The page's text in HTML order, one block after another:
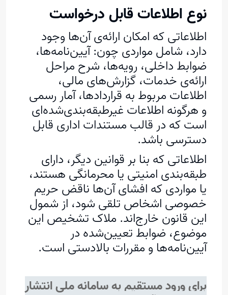
نوع اطلاعات قابل درخواست
اطلاعاتی که امکان ارائه‌ی آن‌ها وجود
دارد، شامل مواردی چون: آیین‌نامه‌ها،
ضوابط داخلی، رویه‌ها، شرح مراحل
ارائه‌ی خدمات، گزارش‌های مالی،
اطلاعات مربوط به قراردادها، آمار رسمی
و هرگونه اطلاعات غیرطبقه‌بندی‌شده‌ای
است که در قالب مستندات اداری قابل
دسترسی باشد.
اطلاعاتی که بنا بر قوانین دیگر، دارای
طبقه‌بندی امنیتی یا محرمانگی هستند،
یا مواردی که افشای آن‌ها ناقض حریم
خصوصی اشخاص تلقی شود، از شمول
این قانون خارج‌اند. ملاک تشخیص این
موضوع، ضوابط تعیین‌شده در
آیین‌نامه‌ها و مقررات بالادستی است.
برای ورود مستقیم بهسامانه ملی انتشار